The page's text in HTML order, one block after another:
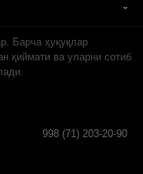
Барча ҳуқуқлар
қиймати ва уларни сотиб
998 (71) 203-20-90